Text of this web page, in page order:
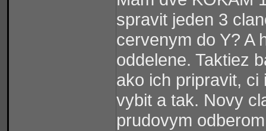
spravit jeden 3
cervenym do Y? A
oddelene. Taktiez
ako ich pripravit, ci
vybit a tak. Novy
prudovym odberom